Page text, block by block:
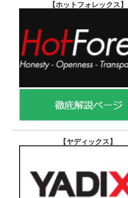
【ホットフォレックス 】
【ヤディックス 】